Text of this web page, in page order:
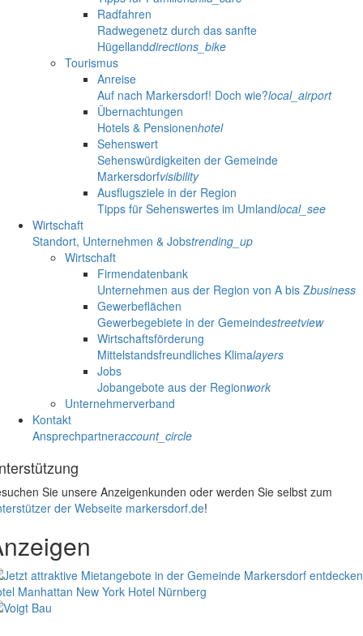
Radfahren
Radwegenetz durch das sanfte
Hügellanddirections_bike
Tourismus
Anreise
Auf nach Markersdorf! Doch wie?local_airport
Übernachtungen
Hotels & Pensionenhotel
Sehenswert
Sehenswürdigkeiten der Gemeinde
Markersdorfvisibility
Ausflugsziele in der Region
Tipps für Sehenswertes im Umlandlocal_see
Wirtschaft
Standort, Unternehmen & Jobstrending_up
Wirtschaft
Firmendatenbank
Unternehmen aus der Region von A bis Zbusiness
Gewerbeflächen
Gewerbegebiete in der Gemeindestreetview
Wirtschaftsförderung
Mittelstandsfreundliches Klimalayers
Jobs
Jobangebote aus der Regionwork
Unternehmerverband
Kontakt
Ansprechpartneraccount_circle
Sie unsere Anzeigenkunden oder werden Sie selbst zum
der Webseite markersdorf.de!
Manhattan New York Hotel Nürnberg